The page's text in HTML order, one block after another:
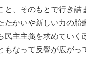
、そのもとで行き詰
たかいや新しい力の胎
主主義を求めていく
なって反響が広がっ